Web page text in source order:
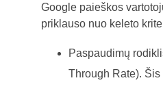
Google paieškos
priklauso nuo keleto
Paspaudimų
Through Rate).